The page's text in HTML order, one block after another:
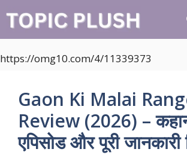
content
https://omg10.com/4/11339373
Gaon Ki Malai
Review (2026) –
एपिसोड और पूरी जानकारी